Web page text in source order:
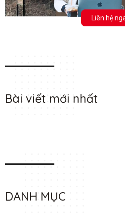
Liên hệ
Bài viết mới nhất
DANH MỤC